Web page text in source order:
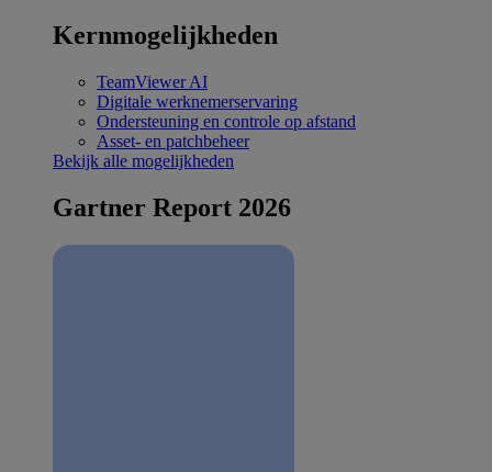
Kernmogelijkheden
TeamViewer AI
Digitale werknemerservaring
Ondersteuning en controle op afstand
Asset- en patchbeheer
Bekijk alle mogelijkheden
Gartner Report 2026